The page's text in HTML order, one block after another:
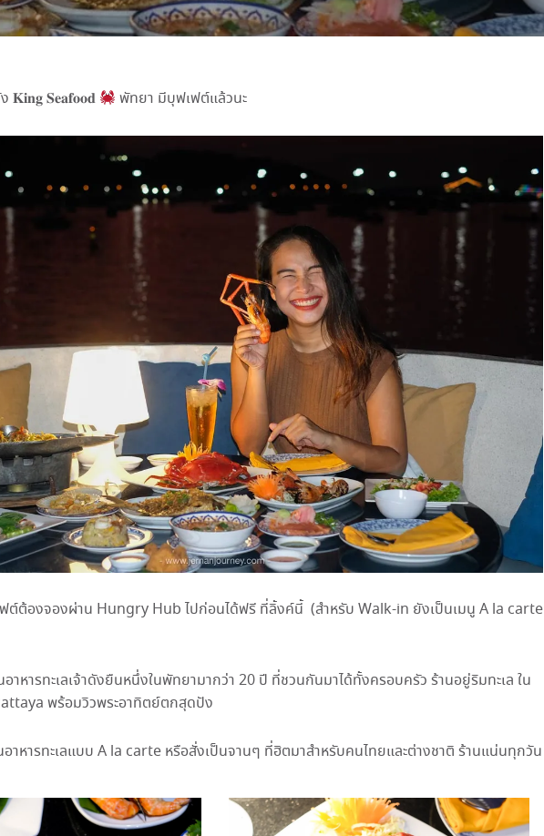
𝐊𝐢𝐧𝐠 𝐒𝐞𝐚𝐟𝐨𝐨𝐝 พัทยา มีบุฟเฟต์แล้วนะ
ต์ต้องจองผ่าน Hungry Hub ไปก่อนได้ฟรี ที่ลิ้งค์นี้ (สำหรับ Walk-in ยังเป็นเมนู A la carte
าหารทะเลเจ้าดังยืนหนึ่งในพัทยามากว่า 20 ปี ที่ชวนกันมาได้ทั้งครอบครัว ร้านอยู่ริมทะเล ใน
พร้อมวิวพระอาทิตย์ตกสุดปัง
อาหารทะเลแบบ A la carte หรือสั่งเป็นจานๆ ที่ฮิตมาสำหรับคนไทยและต่างชาติ ร้านแน่นทุกวัน